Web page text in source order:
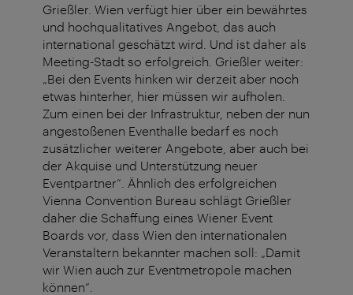
Grießler. Wien verfügt hier über ein bewährtes
und hochqualitatives Angebot, das auch
international geschätzt wird. Und ist daher als
Meeting-Stadt so erfolgreich. Grießler weiter:
„Bei den Events hinken wir derzeit aber noch
etwas hinterher, hier müssen wir aufholen.
Zum einen bei der Infrastruktur, neben der nun
angestoßenen Eventhalle bedarf es noch
zusätzlicher weiterer Angebote, aber auch bei
der Akquise und Unterstützung neuer
Eventpartner“. Ähnlich des erfolgreichen
Vienna Convention Bureau schlägt Grießler
daher die Schaffung eines Wiener Event
Boards vor, dass Wien den internationalen
Veranstaltern bekannter machen soll: „Damit
wir Wien auch zur Eventmetropole machen
können“.